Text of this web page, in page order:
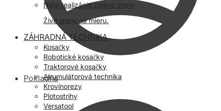
Pokladňa
Naše realizácie zelené steny
Živé steny na mieru.
ZÁHRADNÁ TECHNIKA
Kosačky
Robotické kosačky
Traktorové kosačky
Akumulátorová technika
Krovinorezy
Plotostrihy
Versatool